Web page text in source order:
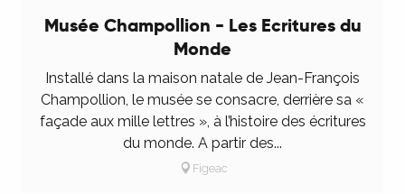
Musée Champollion - Les Ecritures du
Monde
Installé dans la maison natale de Jean-François
Champollion, le musée se consacre, derrière sa «
façade aux mille lettres », à l’histoire des écritures
du monde. A partir des...
Figeac
6
SEPT.
Visite guidée adulte, exposition